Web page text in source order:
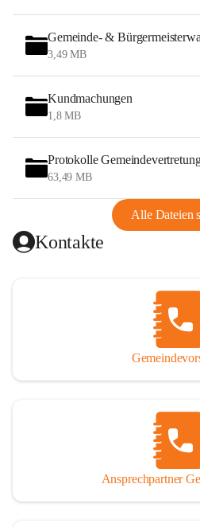
Gemeinde- &
3,49 MB
Kundmachungen
1,8 MB
Protokolle
63,49 MB
Alle Dateien
Kontakte
Ansprechpartner